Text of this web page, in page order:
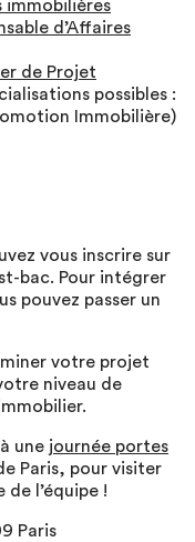
immobilières
d’Affaires
de Projet
possibles :
Immobilière)
vous inscrire sur
bac. Pour intégrer
pouvez passer un
votre projet
niveau de
une journée portes
Paris, pour visiter
l’équipe !
Paris